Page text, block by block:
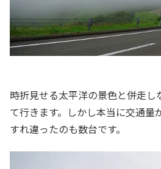
時折見せる太平洋の景色と併走し
て行きます。しかし本当に交通量
すれ違ったのも数台です。